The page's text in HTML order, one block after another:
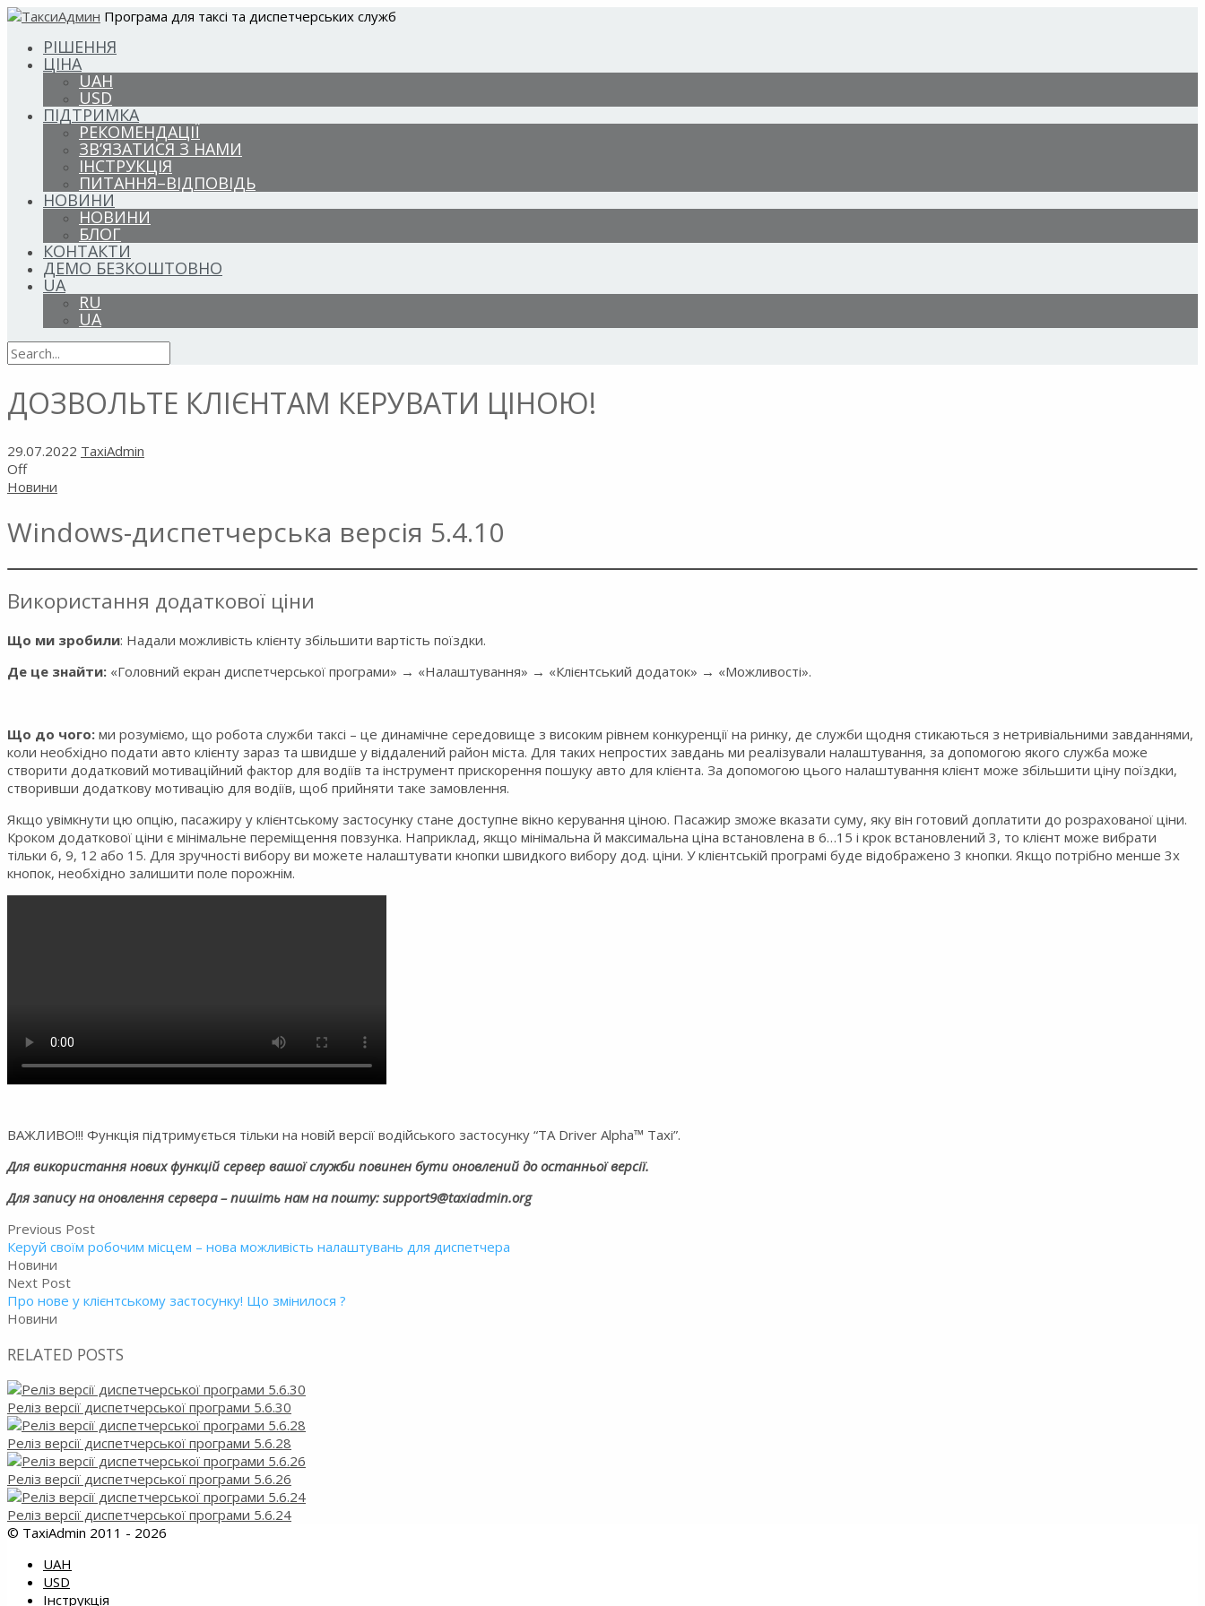
Програма для таксі та диспетчерських служб
РІШЕННЯ
ЦІНА
UAH
USD
ПІДТРИМКА
РЕКОМЕНДАЦІЇ
ЗВ’ЯЗАТИСЯ З НАМИ
ІНСТРУКЦІЯ
ПИТАННЯ–ВІДПОВІДЬ
НОВИНИ
НОВИНИ
БЛОГ
КОНТАКТИ
ДЕМО БЕЗКОШТОВНО
UA
RU
UA
ДОЗВОЛЬТЕ КЛІЄНТАМ КЕРУВАТИ ЦІНОЮ!
29.07.2022 TaxiAdmin
Off
Новини
Windows-диспетчерська версія 5.4.10
Використання додаткової ціни
Що ми зробили: Надали можливість клієнту збільшити вартість поїздки.
Де це знайти: «Головний екран диспетчерської програми» → «Налаштування» → «Клієнтський додаток» → «Можливості».
Що до чого: ми розуміємо, що робота служби таксі – це динамічне середовище з високим рівнем конкуренції на ринку, де служби щодня стикаються з нетривіальними завданнями,
коли необхідно подати авто клієнту зараз та швидше у віддалений район міста. Для таких непростих завдань ми реалізували налаштування, за допомогою якого служба може
створити додатковий мотиваційний фактор для водіїв та інструмент прискорення пошуку авто для клієнта. За допомогою цього налаштування клієнт може збільшити ціну поїздки,
створивши додаткову мотивацію для водіїв, щоб прийняти таке замовлення.
Якщо увімкнути цю опцію, пасажиру у клієнтському застосунку стане доступне вікно керування ціною. Пасажир зможе вказати суму, яку він готовий доплатити до розрахованої ціни.
Кроком додаткової ціни є мінімальне переміщення повзунка. Наприклад, якщо мінімальна й максимальна ціна встановлена ​​в 6…15 і крок встановлений 3, то клієнт може вибрати
тільки 6, 9, 12 або 15. Для зручності вибору ви можете налаштувати кнопки швидкого вибору дод. ціни. У клієнтській програмі буде відображено 3 кнопки. Якщо потрібно менше 3х
кнопок, необхідно залишити поле порожнім.
ВАЖЛИВО!!! Функція підтримується тільки на новій версії водійського застосунку “TA Driver Alpha™ Taxi”.
Для використання нових функцій сервер вашої служби повинен бути оновлений до останньої версії.
Для запису на оновлення сервера – пишіть нам на пошту: support9@taxiadmin.org
Previous Post
Керуй своїм робочим місцем – нова можливість налаштувань для диспетчера
Новини
Next Post
Про нове у клієнтському застосунку! Що змінилося ?
Новини
RELATED POSTS
Реліз версії диспетчерської програми 5.6.30
Реліз версії диспетчерської програми 5.6.28
Реліз версії диспетчерської програми 5.6.26
Реліз версії диспетчерської програми 5.6.24
© TaxiAdmin 2011 - 2026
UAH
USD
Інструкція